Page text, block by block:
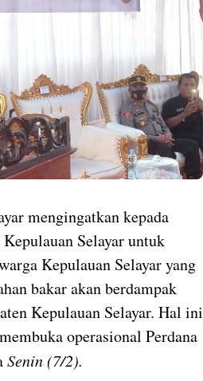
mengingatkan kepada
Selayar untuk
Kepulauan Selayar yang
bakar akan berdampak
Kepulauan Selayar. Hal ini
operasional Perdana
Senin (7/2).